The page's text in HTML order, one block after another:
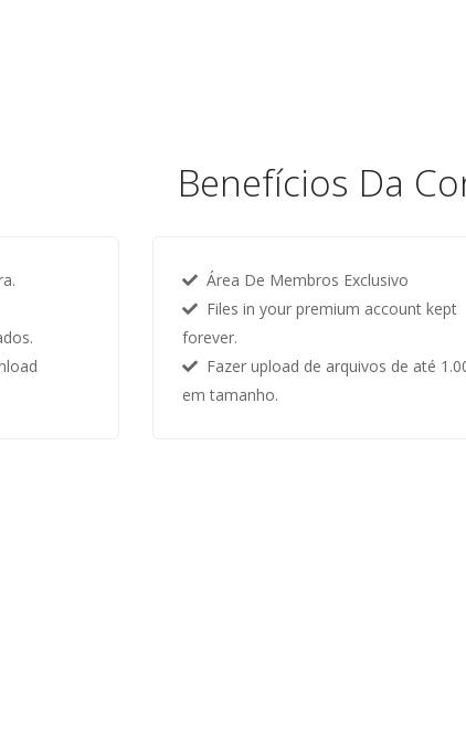
Benefícios Da
Área De Membros Exclusivo
Files in your premium account kept
forever.
Fazer upload de arquivos de até
em tamanho.